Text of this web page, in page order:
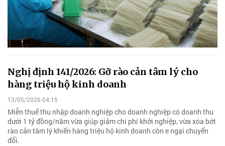
Nghị định 141/2026: Gỡ rào cản tâm lý cho
hàng triệu hộ kinh doanh
13/05/2026 04:15
Miễn thuế thu nhập doanh nghiệp cho doanh nghiệp có doanh thu
dưới 1 tỷ đồng/năm vừa giúp giảm chi phí khởi nghiệp, vừa xóa bớt
rào cản tâm lý khiến hàng triệu hộ kinh doanh còn e ngại chuyển
đổi.